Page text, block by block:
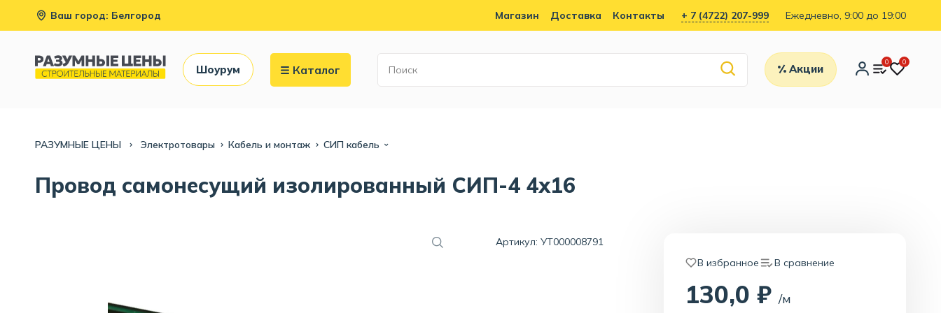
Ваш город: Белгород Магазин Доставка Контакты + 7 (4722) 207-999 Ежедневно, 9:00 до 19:00
Шоурум Каталог Акции
0 0
РАЗУМНЫЕ ЦЕНЫ Электротовары Кабель и монтаж СИП кабель
Провод самонесущий изолированный СИП-4 4x16
Артикул: УТ000008791
В избранное
В сравнение
130,0 ₽/м